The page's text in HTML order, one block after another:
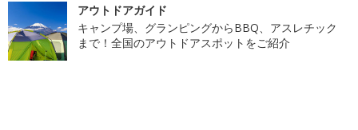
アウトドアガイド
キャンプ場、グランピングからBBQ、アスレチック
まで！全国のアウトドアスポットをご紹介